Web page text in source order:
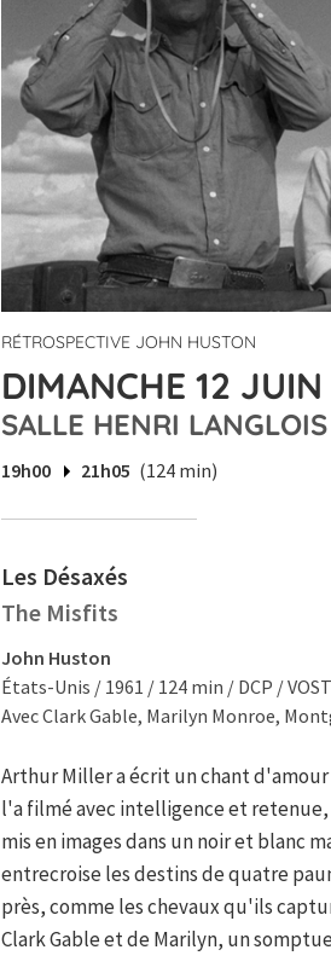
RÉTROSPECTIVE JOHN HUSTON
DIMANCHE 12
SALLE HENRI LANGLOIS
19h00 21h05 (124 min)
Les Désaxés
The Misfits
John Huston
États-Unis / 1961 / 124 min / DCP /
Avec Clark Gable, Marilyn Monroe,
Arthur Miller a écrit un chant
l'a filmé avec intelligence et
mis en images dans un noir et blanc
entrecroise les destins de quatre
près, comme les chevaux qu'ils
Clark Gable et de Marilyn, un